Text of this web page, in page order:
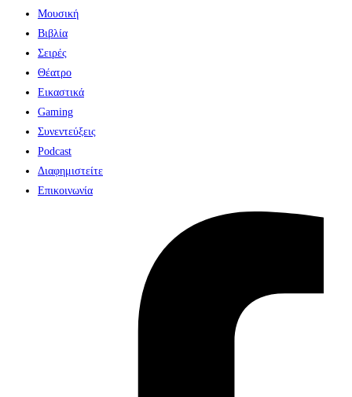
Μουσική
Βιβλία
Σειρές
Θέατρο
Εικαστικά
Gaming
Συνεντεύξεις
Podcast
Διαφημιστείτε
Επικοινωνία